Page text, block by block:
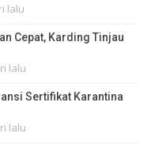
lalu
Cepat, Karding Tinjau
lalu
Sertifikat Karantina
lalu